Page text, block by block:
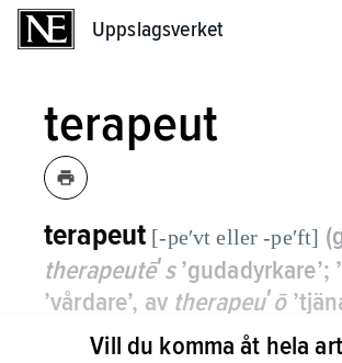
Uppslagsverket
terapeut
terapeut [-peʹvt eller -peʹft]
therapeutēʹs’gudadyrkare’;
’vårdare’, av therapeuʹō
(gudarna)’; ’vårda’) ,den
Vill du komma åt hela